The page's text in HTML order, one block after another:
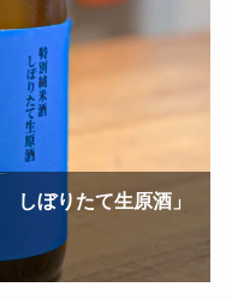
ぼりたて生原酒」